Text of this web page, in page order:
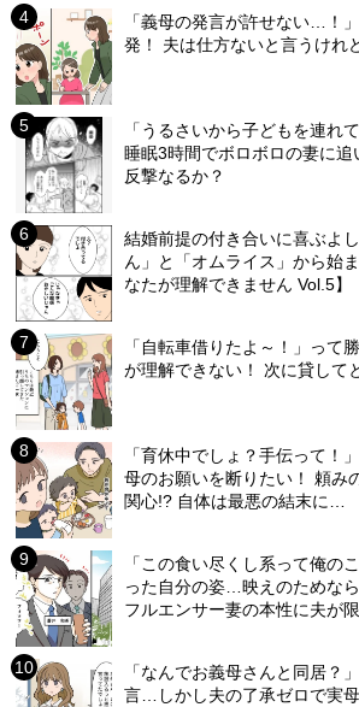
「義母の発言が許せない…！
発！ 夫は仕方ないと言うけれ
「うるさいから子どもを連れ
睡眠3時間でボロボロの妻に
反撃なるか？
結婚前提の付き合いに喜ぶよ
ん」と「オムライス」から始
なたが理解できません Vol.5】
「自転車借りたよ～！」って
が理解できない！ 次に貸して
「育休中でしょ？手伝って！
母のお願いを断りたい！ 頼み
関心!? 自体は最悪の結末に…
「この食い尽くし系って俺の
った自分の姿…映えのためな
フルエンサー妻の本性に夫が
「なんでお義母さんと同居？
言…しかし夫の了承ゼロで実